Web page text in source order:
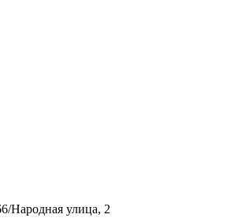
Народная улица, 2